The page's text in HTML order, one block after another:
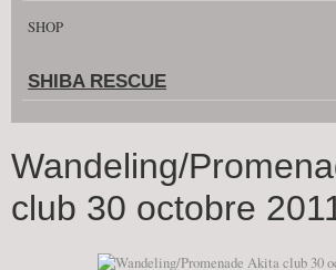
SHOP
SHIBA RESCUE
Wandeling/
club 30 octobre